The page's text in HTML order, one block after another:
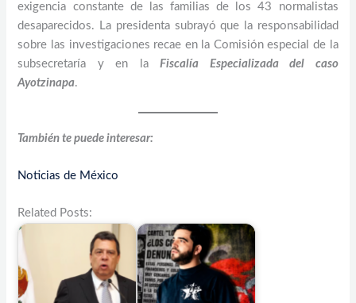
exigencia constante de las familias de los 43 normalistas
desaparecidos. La presidenta subrayó que la responsabilidad
sobre las investigaciones recae en la Comisión especial de la
subsecretaría y en laFiscalía Especializada del caso
Ayotzinapa.
También te puede interesar:
Noticias de México
Related Posts: